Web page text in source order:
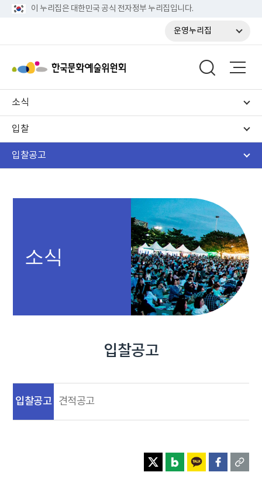
이 누리집은 대한민국 공식 전자정부 누리집입니다.
운영누리집
소식
입찰
입찰공고
소식
입찰공고
입찰공고 견적공고